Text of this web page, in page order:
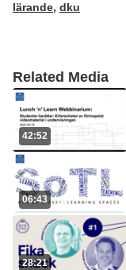
Related Media
42:52
06:43
28:21
lärande, dku